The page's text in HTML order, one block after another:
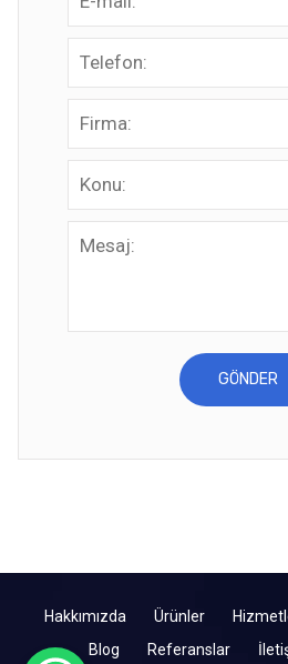
Hakkımızda Ürünler
Blog
Referanslar